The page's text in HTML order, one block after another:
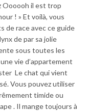
Oooooh il est trop
! » Et voilà, vous
de race avec ce guide
de par sa jolie
sous toutes les
vie d’appartement
Le chat qui vient
Vous pouvez utiliser
timide ou
. Il mange toujours à